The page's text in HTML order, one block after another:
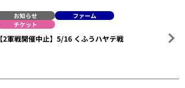
お知らせ
ファーム
チケット
【2軍戦開催中止】5/16 くふうハヤテ戦